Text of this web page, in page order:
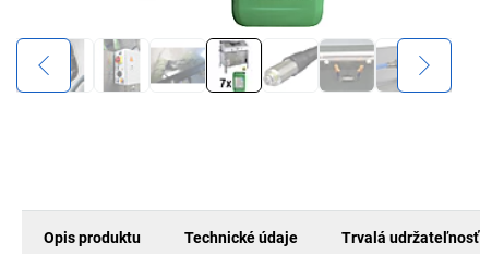
Opis produktu Technické údaje Trvalá udržateľnosť